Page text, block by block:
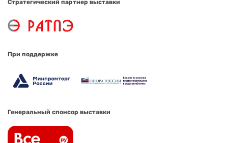
Стратегический партнер выставки
При поддержке
Генеральный спонсор выставки